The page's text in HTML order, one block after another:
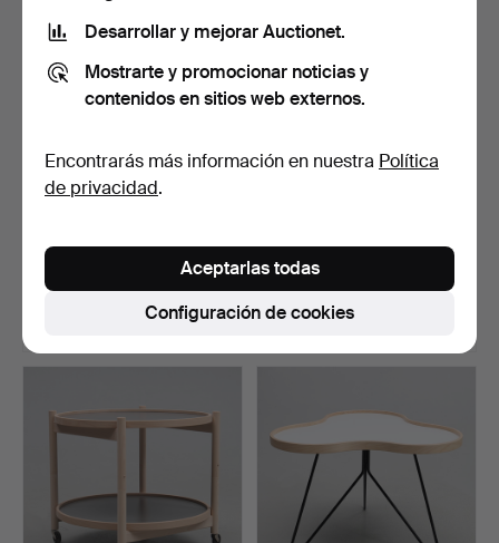
roble, de la colecció…
Westbergs, Tranås, placas…
Subastado 27 oct 2024
12 pujas
Desarrollar y mejorar Auctionet.
Mostrarte y promocionar noticias y
contenidos en sitios web externos.
Encontrarás más información en nuestra Política
de privacidad.
Configuración de cookies
Aceptarlas todas